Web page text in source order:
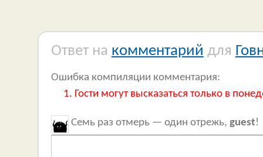
Ответ на комментарий для
Ошибка компиляции комментария:
Гости могут высказаться только в
Семь раз отмерь — один отрежь, guest!